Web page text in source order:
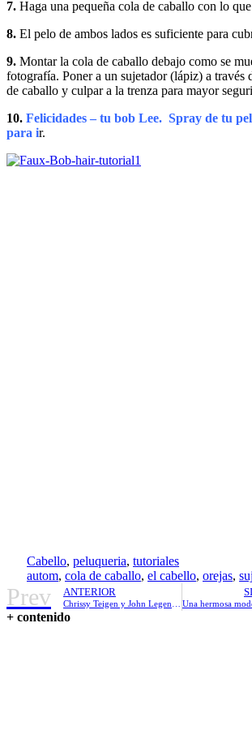
7. Haga una pequeña cola de caballo con lo
8. El pelo de ambos lados es suficiente para
9. Montar la cola de caballo debajo como se
fotografía. Poner a un sujetador (lápiz) a través
de caballo y culpar a la trenza para mayor
10. Felicidades – tu bob Lee. Spray de tu
para ir.
Cabello, peluqueria, tutoriales
autom, cola de caballo, el cabello, orejas,
Prev ANTERIOR
+ contenido